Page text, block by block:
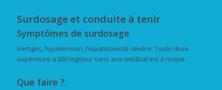
Surdosage et conduite à tenir
Symptômes de surdosage
Vertiges, hypotension, hépatotoxicité sévère. Toute dose
supérieure à 600 mg/jour sans avis médical est à risque.
Que faire ?